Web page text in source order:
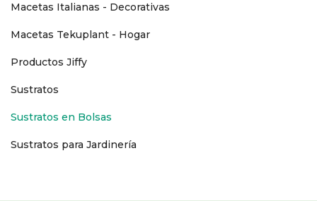
Macetas Italianas - Decorativas
Macetas Tekuplant - Hogar
Productos Jiffy
Sustratos
Sustratos en Bolsas
Sustratos para Jardinería